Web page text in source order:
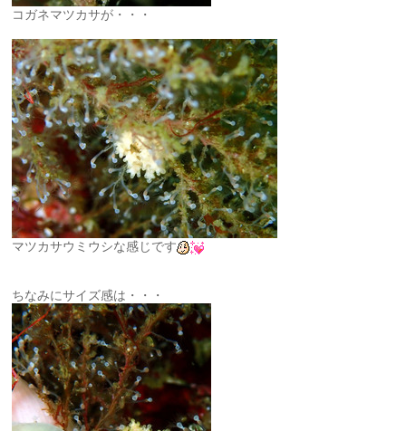
コガネマツカサが・・・
マツカサウミウシな感じです
ちなみにサイズ感は・・・